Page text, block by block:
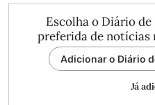
Escolha o Diário
preferida de notícias
Adicionar o Diário
Já